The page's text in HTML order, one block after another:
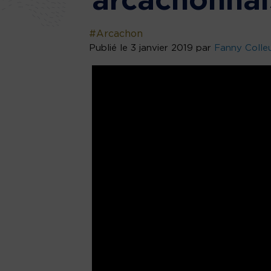
#Arcachon
Publié le 3 janvier 2019 par Fanny